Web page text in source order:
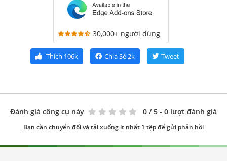
30,000+ người dùng
Thích 106k Chia Sẻ2k Tweet
Đánh giá công cụ này 0 / 5 - 0 lượt đánh giá
Bạn cần chuyển đổi và tải xuống ít nhất 1 tệp để gửi phản hồi